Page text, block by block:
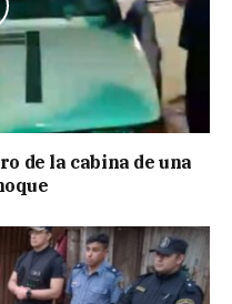
de la cabina de una